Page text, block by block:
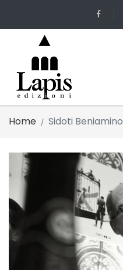
Home Sidoti Beniamino